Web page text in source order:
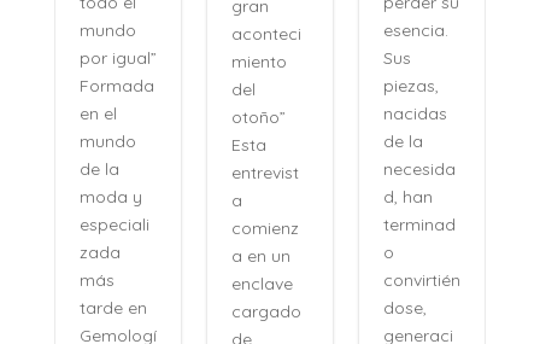
mundo
por igual”
Formada
en el
mundo
de la
moda y
especiali
zada
más
tarde en
Gemologí
gran
aconteci
miento
del
otoño”
Esta
entrevist
a
comienz
a en un
enclave
cargado
de
esencia.
Sus
piezas,
nacidas
de la
necesida
d, han
terminad
o
convirtién
dose,
generaci